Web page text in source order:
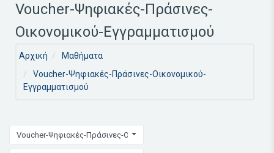
Voucher-Ψηφιακές-Πράσινες-
Οικονομικού-Εγγραμματισμού
Αρχική
Μαθήματα
Voucher-Ψηφιακές-Πράσινες-Οικονομικού-
Εγγραμματισμού
Voucher-Ψηφιακές-Πράσινες-Οικονομικού-Εγγραμματισμού